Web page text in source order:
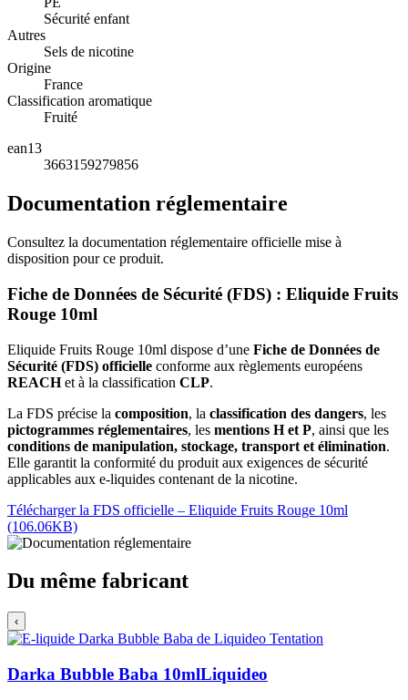
Sécurité enfant
Autres
Sels de nicotine
Origine
France
Classification aromatique
Fruité
ean13
3663159279856
Documentation réglementaire
Consultez la documentation réglementaire officielle mise à
disposition pour ce produit.
Fiche de Données de Sécurité (FDS) : Eliquide Fruits
Rouge 10ml
Eliquide Fruits Rouge 10ml dispose d’une Fiche de Données de
Sécurité (FDS) officielle conforme aux règlements européens
REACHet à la classification CLP.
La FDS précise la composition, la classification des dangers, les
pictogrammes réglementaires, les mentions H et P, ainsi que les
conditions de manipulation, stockage, transport et élimination.
Elle garantit la conformité du produit aux exigences de sécurité
applicables aux e-liquides contenant de la nicotine.
Télécharger la FDS officielle – Eliquide Fruits Rouge 10ml
(106.06KB)
Du même fabricant
‹
Darka Bubble Baba 10mlLiquideo